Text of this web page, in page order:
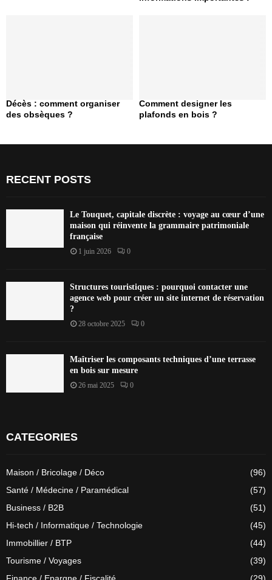
Décès : comment organiser
des obsèques ?
Comment designer les
plafonds en bois ?
RECENT POSTS
Le Touquet, capitale discrète : voyage au cœur d’une
maison qui réinvente la grammaire patrimoniale
française
1 juin 2026 0
Structures touristiques : pourquoi contacter une
agence web pour créer un site internet de réservation
?
28 octobre 2025 0
Maîtriser les composants techniques d’une terrasse
en bois sur mesure
26 mai 2025 0
CATEGORIES
Maison / Bricolage / Déco
(96)
Santé / Médecine / Paramédical
(57)
Business / B2B
(51)
Hi-tech / Informatique / Technologie
(45)
Immobillier / BTP
(44)
Tourisme / Voyages
(39)